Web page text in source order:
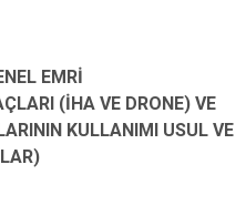
EMRİ
(İHA VE DRONE) VE
KULLANIMI USUL VE